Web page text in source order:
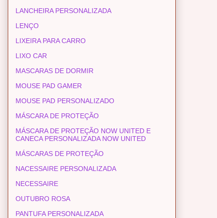
LANCHEIRA PERSONALIZADA
LENÇO
LIXEIRA PARA CARRO
LIXO CAR
MASCARAS DE DORMIR
MOUSE PAD GAMER
MOUSE PAD PERSONALIZADO
MÁSCARA DE PROTEÇÃO
MÁSCARA DE PROTEÇÃO NOW UNITED E
CANECA PERSONALIZADA NOW UNITED
MÁSCARAS DE PROTEÇÃO
NACESSAIRE PERSONALIZADA
NECESSAIRE
OUTUBRO ROSA
PANTUFA PERSONALIZADA